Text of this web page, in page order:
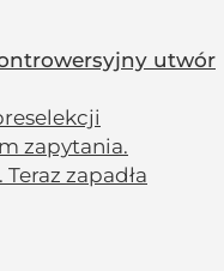
utwór
zapytania.
zapadła